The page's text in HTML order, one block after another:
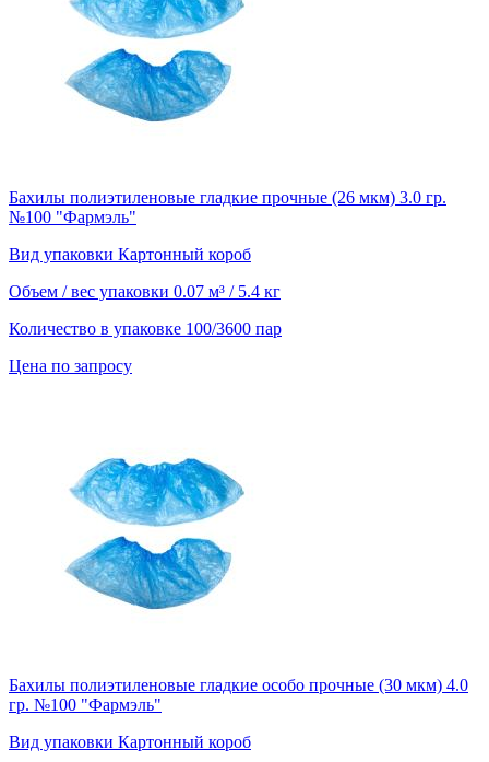
Бахилы полиэтиленовые гладкие прочные (26 мкм) 3.0 гр.
№100 "Фармэль"
Вид упаковки Картонный короб
Объем / вес упаковки 0.07 м³ / 5.4 кг
Количество в упаковке 100/3600 пар
Цена по запросу
Бахилы полиэтиленовые гладкие особо прочные (30 мкм) 4.0
гр. №100 "Фармэль"
Вид упаковки Картонный короб